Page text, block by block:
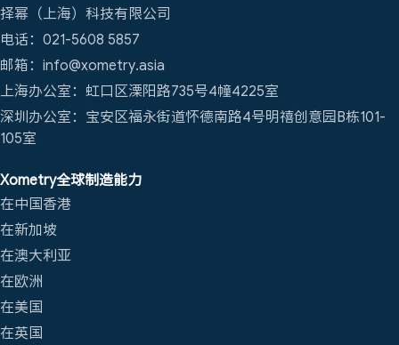
择幂（上海）科技有限公司
电话：021-5608 5857
邮箱：info@xometry.asia
上海办公室：虹口区溧阳路735号4幢4225室
深圳办公室：宝安区福永街道怀德南路4号明禧创意园B栋101-
105室
Xometry全球制造能力
在中国香港
在新加坡
在澳大利亚
在欧洲
在美国
在英国